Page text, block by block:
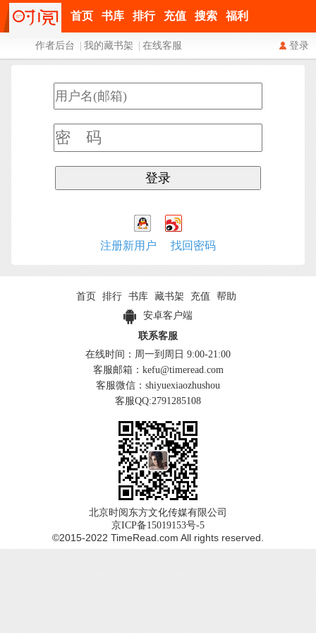
首页 书库 排行 充值 搜索 福利
登录
作者后台 我的藏书架 在线客服
注册新用户 找回密码
首页 排行 书库 藏书架 充值
帮助
安卓客户端
联系客服
在线时间：周一到周日 9:00-21:00
客服邮箱：kefu@timeread.com
客服微信：shiyuexiaozhushou
客服QQ:2791285108
北京时阅东方文化传媒有限公司
京ICP备15019153号-5
©2015-2022 TimeRead.com All rights reserved.